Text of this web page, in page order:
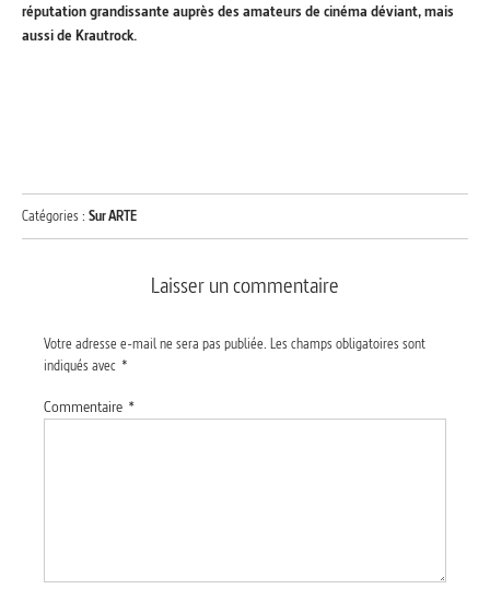
réputation grandissante auprès des amateurs de cinéma déviant, mais
aussi de Krautrock.
Catégories : Sur ARTE
Laisser un commentaire
Votre adresse e-mail ne sera pas publiée. Les champs obligatoires sont
indiqués avec *
Commentaire *